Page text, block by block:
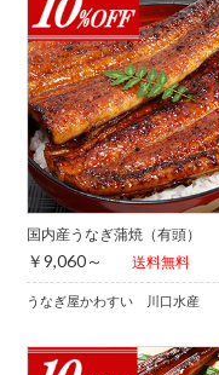
国内産うなぎ蒲焼（有頭）
￥9,060～ 送料無料
うなぎ屋かわすい 川口水産